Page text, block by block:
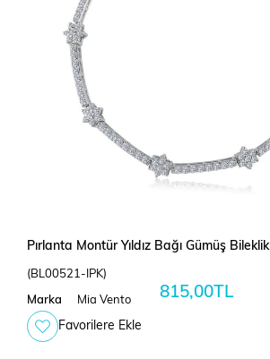
Pırlanta Montür Yıldız Bağı Gümüş Bileklik
(BL00521-IPK)
Marka Mia Vento 815,00TL
Favorilere Ekle